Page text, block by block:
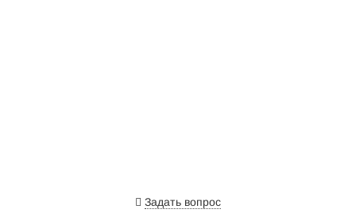
Задать вопрос